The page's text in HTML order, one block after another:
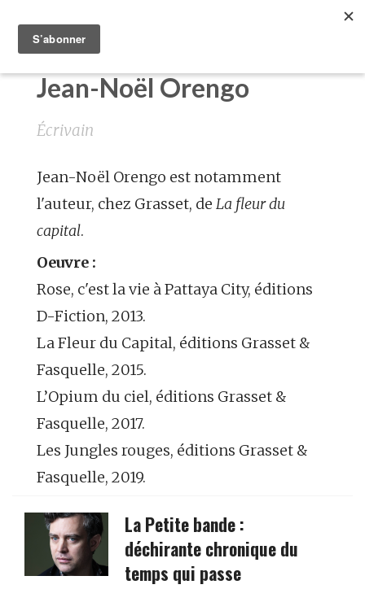
Jean-Noël Orengo
Écrivain
Jean-Noël Orengo est notamment
l'auteur, chez Grasset, de La fleur du
capital.
Oeuvre :
Rose, c'est la vie à Pattaya City, éditions
D-Fiction, 2013.
La Fleur du Capital, éditions Grasset &
Fasquelle, 2015.
L’Opium du ciel, éditions Grasset &
Fasquelle, 2017.
Les Jungles rouges, éditions Grasset &
Fasquelle, 2019.
La Petite bande :
déchirante chronique du
temps qui passe